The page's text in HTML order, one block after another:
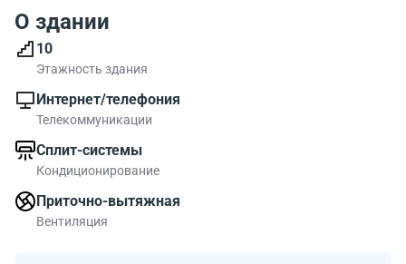
О здании
10
Этажность здания
Интернет/телефония
Телекоммуникации
Сплит-системы
Кондиционирование
Приточно-вытяжная
Вентиляция